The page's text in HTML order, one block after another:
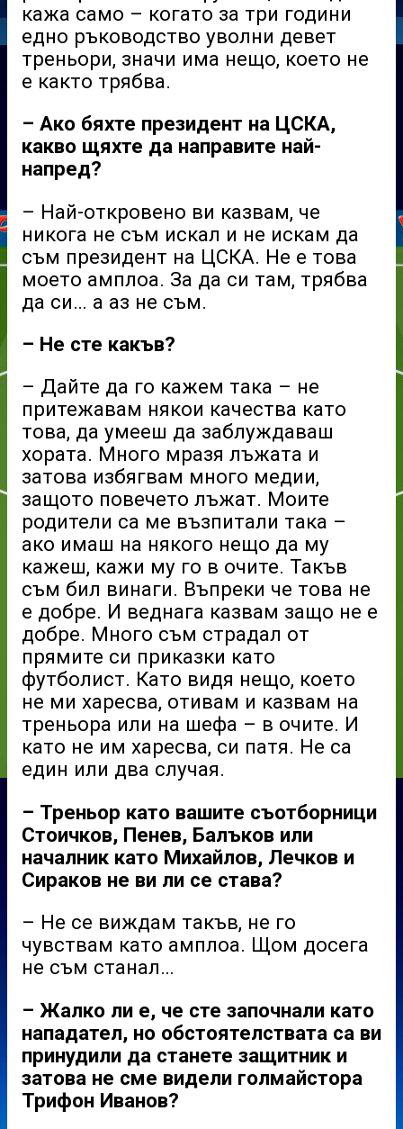
кажа само – когато за три години
едно ръководство уволни девет
треньори, значи има нещо, което не
е както трябва.
– Ако бяхте президент на ЦСКА,
какво щяхте да направите най-
напред?
– Най-откровено ви казвам, че
никога не съм искал и не искам да
съм президент на ЦСКА. Не е това
моето амплоа. За да си там, трябва
да си… а аз не съм.
– Не сте какъв?
– Дайте да го кажем така – не
притежавам някои качества като
това, да умееш да заблуждаваш
хората. Много мразя лъжата и
затова избягвам много медии,
защото повечето лъжат. Моите
родители са ме възпитали така –
ако имаш на някого нещо да му
кажеш, кажи му го в очите. Такъв
съм бил винаги. Въпреки че това не
е добре. И веднага казвам защо не е
добре. Много съм страдал от
прямите си приказки като
футболист. Като видя нещо, което
не ми харесва, отивам и казвам на
треньора или на шефа – в очите. И
като не им харесва, си патя. Не са
един или два случая.
– Треньор като вашите съотборници
Стоичков, Пенев, Балъков или
началник като Михайлов, Лечков и
Сираков не ви ли се става?
– Не се виждам такъв, не го
чувствам като амплоа. Щом досега
не съм станал…
– Жалко ли е, че сте започнали като
нападател, но обстоятелствата са ви
принудили да станете защитник и
затова не сме видели голмайстора
Трифон Иванов?